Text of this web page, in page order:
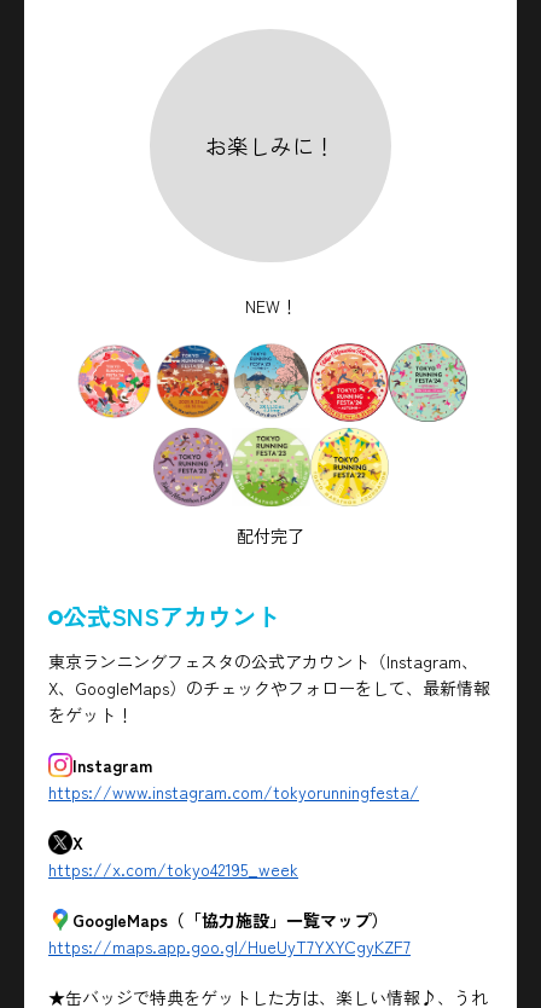
お楽しみに！
NEW！
配付完了
公式SNSアカウント
東京ランニングフェスタの公式アカウント（Instagram、
X、GoogleMaps）のチェックやフォローをして、最新情報
をゲット！
Instagram
https://www.instagram.com/tokyorunningfesta/
X
https://x.com/tokyo42195_week
GoogleMaps（「協力施設」一覧マップ）
https://maps.app.goo.gl/HueUyT7YXYCgyKZF7
★缶バッジで特典をゲットした方は、楽しい情報♪、うれ